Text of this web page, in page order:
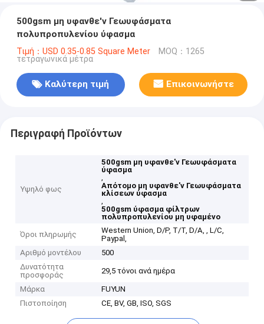
500gsm μη υφανθε'ν Γεωυφάσματα
πολυπροπυλενίου ύφασμα
Τιμή：USD 0.35-0.85 Square Meter MOQ：1265
τετραγωνικά μέτρα
Καλύτερη τιμή Επικοινωνήστε
Περιγραφή Προϊόντων
Υψηλό φως
500gsm μη υφανθε'ν Γεωυφάσματα
ύφασμα
,
Απότομο μη υφανθε'ν Γεωυφάσματα
κλίσεων ύφασμα
,
500gsm ύφασμα φίλτρων
πολυπροπυλενίου μη υφαμένο
Όροι πληρωμής
Western Union, D/P, T/T, D/A, , L/C,
Paypal,
Αριθμό μοντέλου
500
Δυνατότητα
προσφοράς
29,5 τόνοι ανά ημέρα
Μάρκα
FUYUN
Πιστοποίηση
CE, BV, GB, ISO, SGS